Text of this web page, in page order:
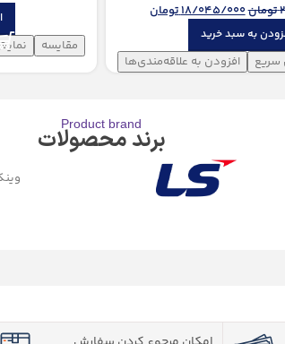
تومان18/045/000تومان
به سبد خرید
سریع افزودن به علاقه‌مندی‌ها
مقایسه
Product brand
برند محصولات